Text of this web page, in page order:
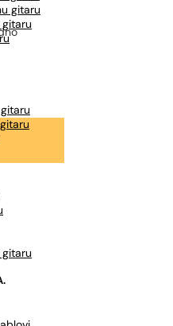
gitaru
gitaru